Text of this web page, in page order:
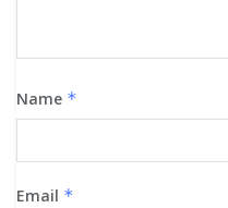
Name *
Email *